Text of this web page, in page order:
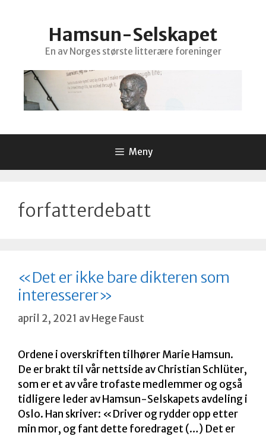
Hamsun-Selskapet
En av Norges største litterære foreninger
Meny
forfatterdebatt
«Det er ikke bare dikteren som
interesserer»
april 2, 2021 avHege Faust
Ordene i overskriften tilhører Marie Hamsun.
De er brakt til vår nettside av Christian Schlüter,
som er et av våre trofaste medlemmer og også
tidligere leder av Hamsun-Selskapets avdeling i
Oslo. Han skriver: «Driver og rydder opp etter
min mor, og fant dette foredraget (…) Det er